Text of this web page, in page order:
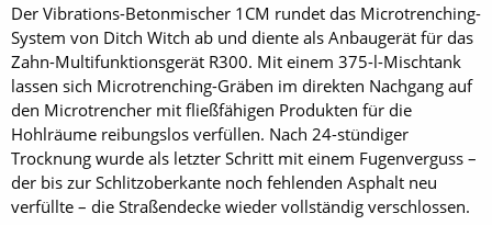
Der Vibrations-Betonmischer 1CM rundet das Microtrenching-
System von Ditch Witch ab und diente als Anbaugerät für das
Zahn-Multifunktionsgerät R300. Mit einem 375-l-Mischtank
lassen sich Microtrenching-Gräben im direkten Nachgang auf
den Microtrencher mit fließfähigen Produkten für die
Hohlräume reibungslos verfüllen. Nach 24-stündiger
Trocknung wurde als letzter Schritt mit einem Fugenverguss –
der bis zur Schlitzoberkante noch fehlenden Asphalt neu
verfüllte – die Straßendecke wieder vollständig verschlossen.